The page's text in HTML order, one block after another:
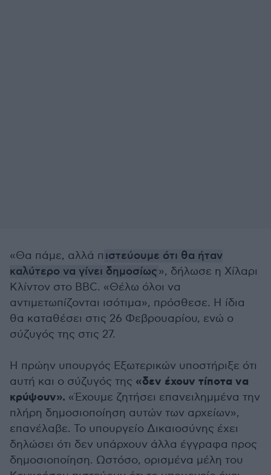
«Θα πάμε, αλλά π ιστεύουμε ότι θα ήταν
καλύτερο να γίνει δημοσίως», δήλωσε η Χίλαρι
Κλίντον στο BBC. «Θέλω όλοι να
αντιμετωπίζονται ισότιμα», πρόσθεσε. Η ίδια
θα καταθέσει στις 26 Φεβρουαρίου, ενώ ο
σύζυγός της στις 27.
Η πρώην υπουργός Εξωτερικών υποστήριξε ότι
αυτή και ο σύζυγός της «δεν έχουν τίποτα να
κρύψουν». «Έχουμε ζητήσει επανειλημμένα την
πλήρη δημοσιοποίηση αυτών των αρχείων»,
επανέλαβε. Το υπουργείο Δικαιοσύνης έχει
δηλώσει ότι δεν υπάρχουν άλλα έγγραφα προς
δημοσιοποίηση. Ωστόσο, ορισμένα μέλη του